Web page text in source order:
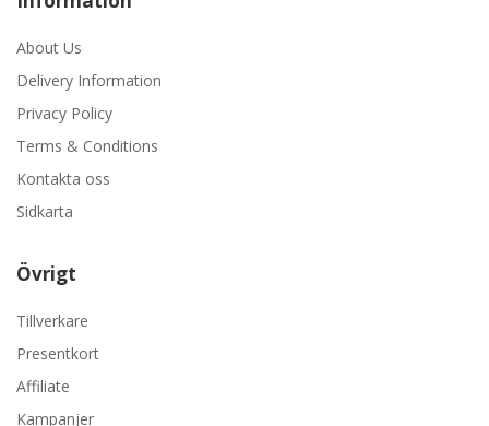
About Us
Delivery Information
Privacy Policy
Terms & Conditions
Kontakta oss
Sidkarta
Övrigt
Tillverkare
Presentkort
Affiliate
Kampanjer